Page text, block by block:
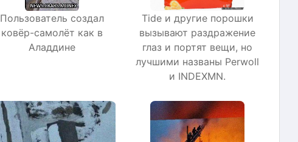
Пользователь создал
ковёр-самолёт как в
Аладдине
Tide и другие порошки
вызывают раздражение
глаз и портят вещи, но
лучшими названы Perwoll
и INDEXMN.